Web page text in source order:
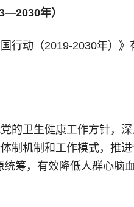
年）
行动（2019-2030年）
的卫生健康工作方针，
机制和工作模式，推进
筹，有效降低人群心脑